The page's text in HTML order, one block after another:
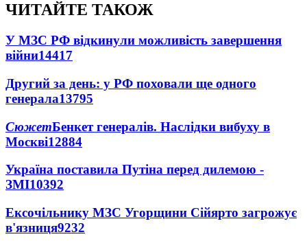
ЧИТАЙТЕ ТАКОЖ
У МЗС РФ відкинули можливість завершення
війни14417
Другий за день: у РФ поховали ще одного
генерала13795
СюжетБенкет генералів. Наслідки вибуху в
Москві12884
Україна поставила Путіна перед дилемою -
ЗМІ10392
Ексочільнику МЗС Угорщини Сійярто загрожує
в'язниця9232